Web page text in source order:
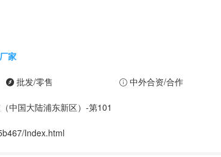
家
批发/零售 中外合资/合作
中国大陆浦东新区）-第101
Index.html